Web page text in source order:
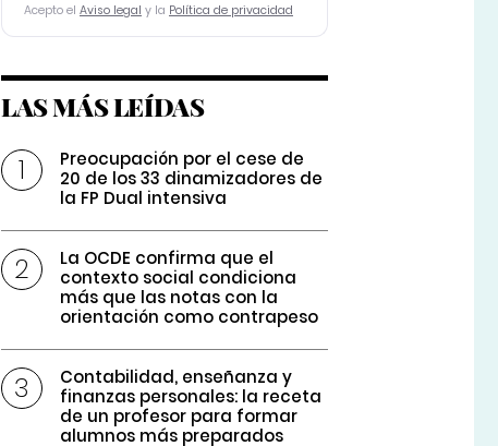
Acepto el Aviso legal y la Política de privacidad
LAS MÁS LEÍDAS
Preocupación por el cese de
20 de los 33 dinamizadores de
la FP Dual intensiva
La OCDE confirma que el
contexto social condiciona
más que las notas con la
orientación como contrapeso
Contabilidad, enseñanza y
finanzas personales: la receta
de un profesor para formar
alumnos más preparados